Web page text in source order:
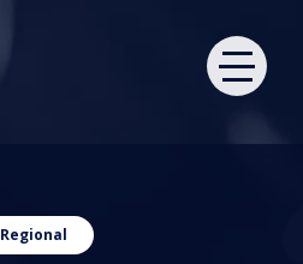
Regional